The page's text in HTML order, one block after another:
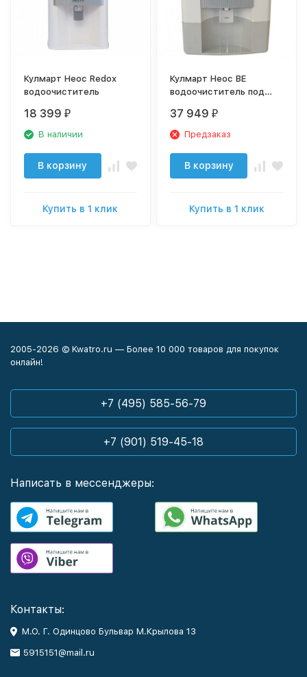
Кулмарт Неос Redox
водоочиститель
18 399 ₽
В наличии
В корзину
Купить в 1 клик
Кулмарт Неос ВЕ
водоочиститель под
37 949 ₽
Предзаказ
В корзину
Купить в 1 клик
2005-2026 © Kwatro.ru — Более 10 000 товаров для покупок
онлайн!
+7 (495) 585-56-79
+7 (901) 519-45-18
Написать в мессенджеры:
Контакты:
М.О. Г. Одинцово Бульвар М.Крылова 13
5915151@mail.ru